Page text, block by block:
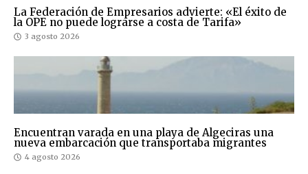
La Federación de Empresarios advierte: «El éxito de
la OPE no puede lograrse a costa de Tarifa»
3 agosto 2026
Encuentran varada en una playa de Algeciras una
nueva embarcación que transportaba migrantes
4 agosto 2026